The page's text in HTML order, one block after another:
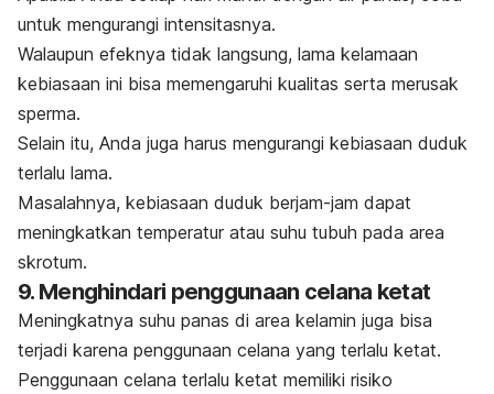
untuk mengurangi intensitasnya.
Walaupun efeknya tidak langsung, lama kelamaan
kebiasaan ini bisa memengaruhi kualitas serta merusak
sperma.
Selain itu, Anda juga harus mengurangi kebiasaan duduk
terlalu lama.
Masalahnya, kebiasaan duduk berjam-jam dapat
meningkatkan temperatur atau suhu tubuh pada area
skrotum.
9. Menghindari penggunaan celana ketat
Meningkatnya suhu panas di area kelamin juga bisa
terjadi karena penggunaan celana yang terlalu ketat.
Penggunaan celana terlalu ketat memiliki risiko